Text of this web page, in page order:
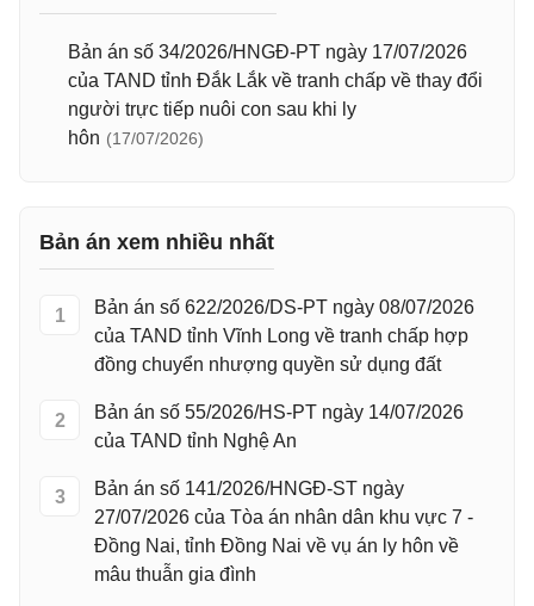
Bản án số 34/2026/HNGĐ-PT ngày 17/07/2026
của TAND tỉnh Đắk Lắk về tranh chấp về thay đổi
người trực tiếp nuôi con sau khi ly
hôn (17/07/2026)
Bản án xem nhiều nhất
1
Bản án số 622/2026/DS-PT ngày 08/07/2026
của TAND tỉnh Vĩnh Long về tranh chấp hợp
đồng chuyển nhượng quyền sử dụng đất
2
Bản án số 55/2026/HS-PT ngày 14/07/2026
của TAND tỉnh Nghệ An
3
Bản án số 141/2026/HNGĐ-ST ngày
27/07/2026 của Tòa án nhân dân khu vực 7 -
Đồng Nai, tỉnh Đồng Nai về vụ án ly hôn về
mâu thuẫn gia đình